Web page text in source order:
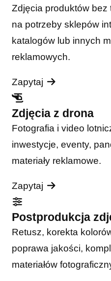
Zdjęcia produktów
na potrzeby sklepów
katalogów lub innych
reklamowych.
Zapytaj
Zdjęcia z drona
Fotografia i video
inwestycje, eventy,
materiały reklamowe.
Zapytaj
Postprodukcja
Retusz, korekta
poprawa jakości,
materiałów